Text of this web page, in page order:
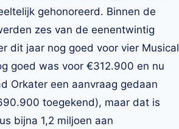
gehonoreerd. Binnen de
zes van de eenentwintig
dit jaar nog goed voor vier Musical
goed was voor €312.900 en nu
Orkater een aanvraag gedaan
toegekend), maar dat is
bijna 1,2 miljoen aan